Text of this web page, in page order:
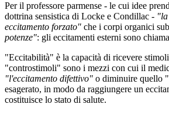
Per il professore parmense - le cui idee
dottrina sensistica di Locke e Condillac -
eccitamento forzato" che i corpi organici
potenze": gli eccitamenti esterni sono
"Eccitabilità" è la capacità di ricevere
"controstimoli" sono i mezzi con cui il
"l'eccitamento difettivo" o diminuire quello
esagerato, in modo da raggiungere un
costituisce lo stato di salute.